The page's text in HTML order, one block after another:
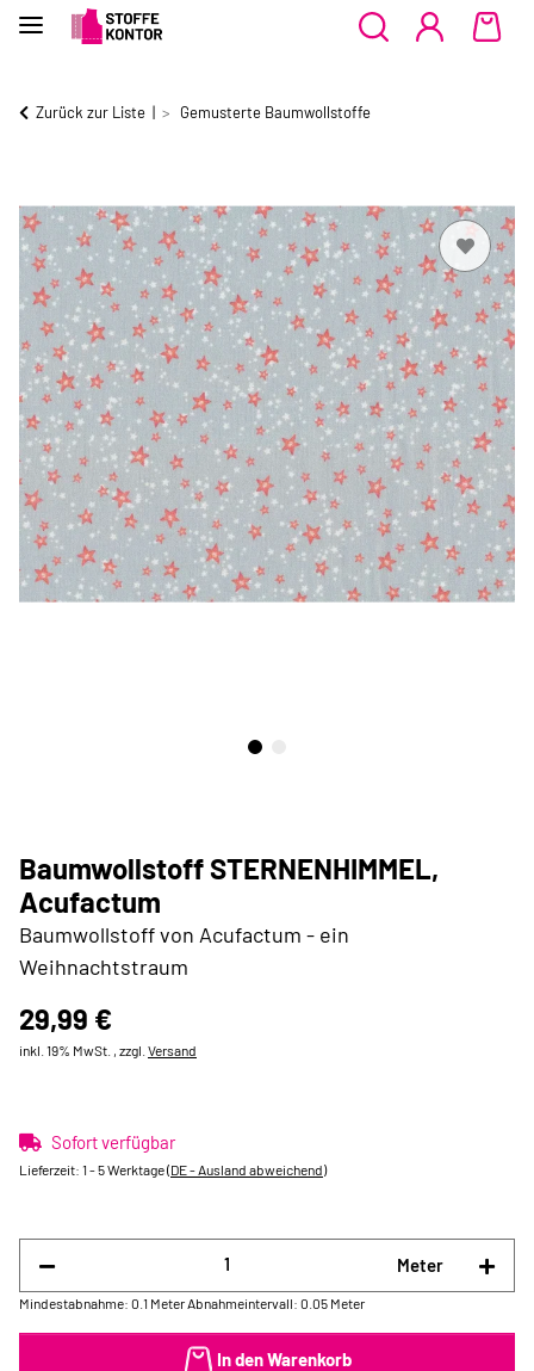
Zurück zur Liste Gemusterte Baumwollstoffe
Baumwollstoff STERNENHIMMEL,
Acufactum
Baumwollstoff von Acufactum - ein
Weihnachtstraum
29,99 €
inkl. 19% MwSt. , zzgl. Versand
Sofort verfügbar
Lieferzeit: 1 - 5 Werktage(DE - Ausland abweichend)
Meter
Mindestabnahme: 0.1 Meter Abnahmeintervall: 0.05 Meter
In den Warenkorb